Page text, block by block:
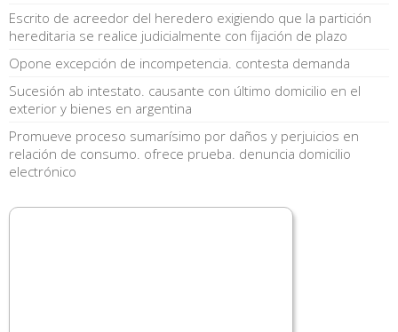
Escrito de acreedor del heredero exigiendo que la partición
hereditaria se realice judicialmente con fijación de plazo
Opone excepción de incompetencia. contesta demanda
Sucesión ab intestato. causante con último domicilio en el
exterior y bienes en argentina
Promueve proceso sumarísimo por daños y perjuicios en
relación de consumo. ofrece prueba. denuncia domicilio
electrónico